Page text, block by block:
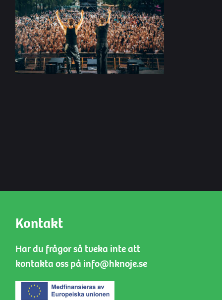
Kontakt
Har du frågor så tveka inte att
kontakta oss på info@hknoje.se